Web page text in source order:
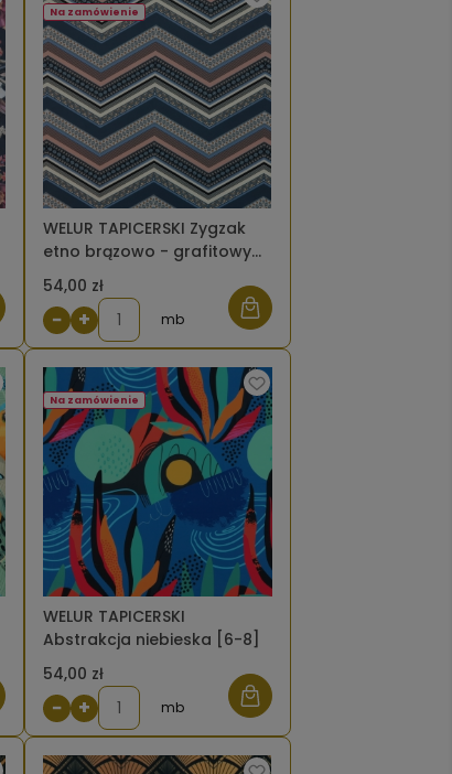
WELUR TAPICERSKI Zygzak
etno brązowo - grafitowy
[6-8]
54,00 zł
Na zamówienie
− + mb
WELUR TAPICERSKI
Abstrakcja niebieska [6-8]
54,00 zł
Na zamówienie
− + mb